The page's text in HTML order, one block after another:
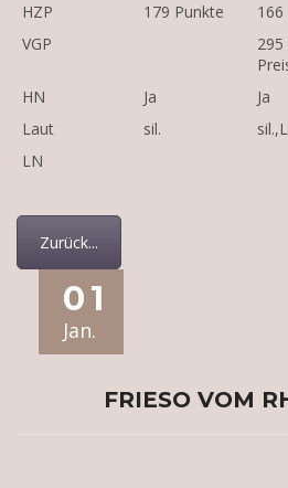
HZP
179 Punkte 166
VGP
295
HN
Ja Ja
Laut
sil.
LN
Zurück...
01
Jan.
FRIESO VOM